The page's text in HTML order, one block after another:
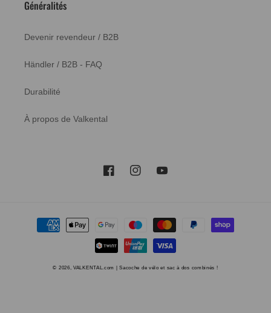
Généralités
Devenir revendeur / B2B
Händler / B2B - FAQ
Durabilité
À propos de Valkental
FacebookInstagramYouTube
Méthodes
© 2026,VALKENTAL.com | Sacoche de vélo et sac à dos combinés !